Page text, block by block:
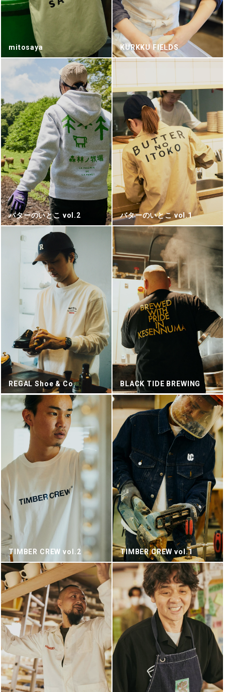
mitosaya KURKKU FIELDS
バターのいとこ vol.2 バターのいとこ vol.1
REGAL Shoe & Co. BLACK TIDE BREWING
TIMBER CREW vol.2 TIMBER CREW vol.1